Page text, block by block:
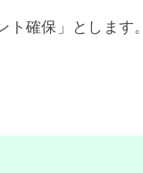
確保」とします。